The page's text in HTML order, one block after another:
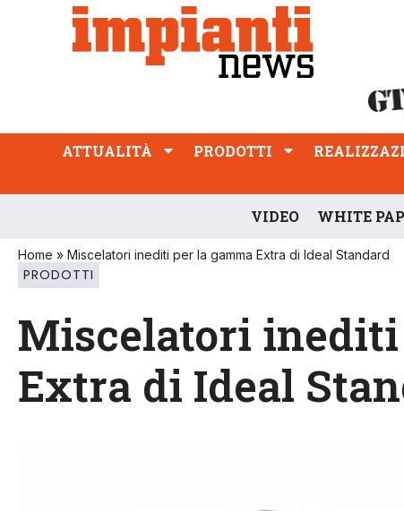
ATTUALITÀ PRODOTTI REALIZZAZIONI
PROFESSIONE
ATTUALITÀ PRODOTTI
VIDEO WHITE
Home » Miscelatori inediti per la gamma Extra di Ideal Standard
PRODOTTI
Miscelatori inediti
Extra di Ideal